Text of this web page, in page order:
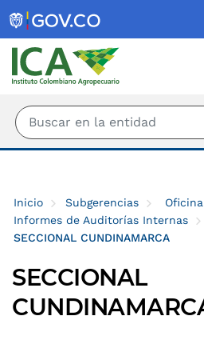
Inicio Subgerencias
Informes de Auditorías Internas
SECCIONAL CUNDINAMARCA
SECCIONAL